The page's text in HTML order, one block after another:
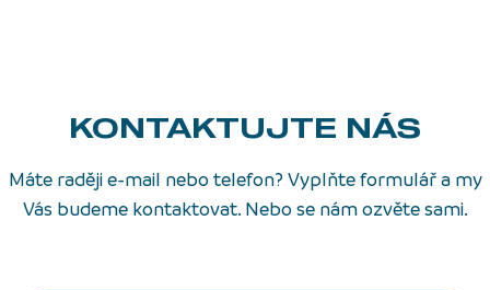
KONTAKTUJTE NÁS
Máte raději e-mail nebo telefon? Vyplňte formulář a my
Vás budeme kontaktovat. Nebo se nám ozvěte sami.